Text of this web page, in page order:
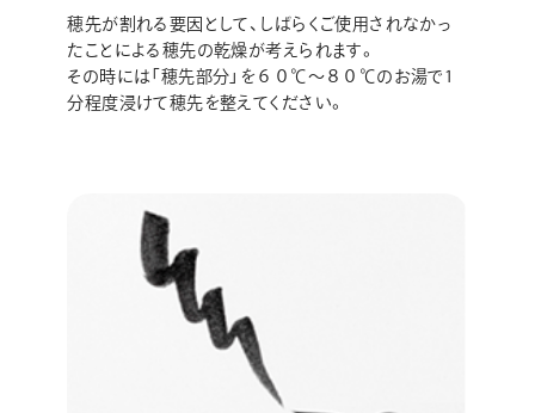
穂先が割れる要因として、しばらくご使用されなかっ
たことによる穂先の乾燥が考えられます。
その時には「穂先部分」を６０℃～８０℃のお湯で1
分程度浸けて穂先を整えてください。